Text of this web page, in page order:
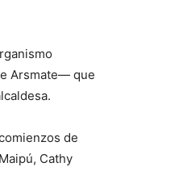
Arsmate— que
de
Cathy